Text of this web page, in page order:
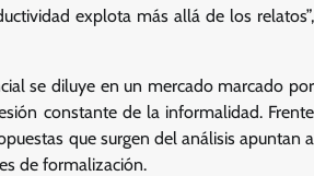
explota más allá de los relatos”,
se diluye en un mercado marcado por
constante de la informalidad. Frente
que surgen del análisis apuntan a
de formalización.